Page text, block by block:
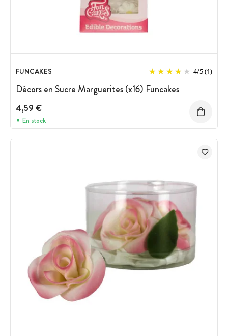
FUNCAKES 4/5(1)
Décors en Sucre Marguerites (x16) Funcakes
4,59 €
En stock